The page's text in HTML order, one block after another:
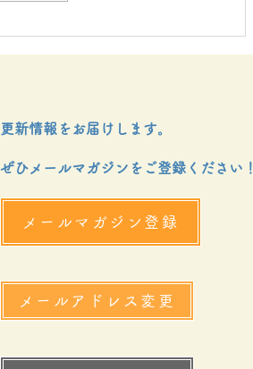
２０２６年２、３月にじのは
更新情報をお届けします。
ぜひメールマガジンをご登録ください！
メールマガジン登録
メールアドレス変更